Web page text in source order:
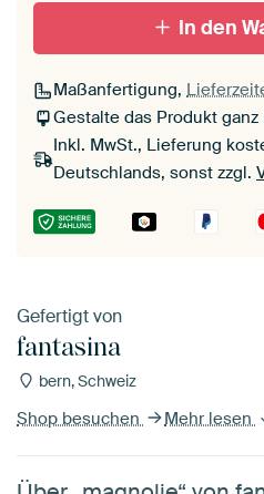
Mit Schattenfugenrahmen,
schwarz
In den
Maßanfertigung,
Gestalte das Produkt
Inkl. MwSt., Lieferung
Deutschlands, sonst zzgl.
Gefertigt von
fantasina
bern, Schweiz
Shop besuchen Mehr lesen